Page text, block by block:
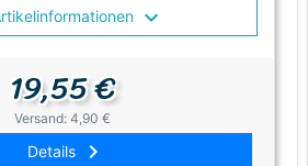
19,55 €
Versand: 4,90 €
Details keyboard_arrow_right